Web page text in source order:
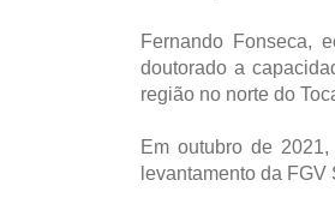
Fernando Fonseca,
doutorado a
região no norte do
Em outubro de
levantamento da FGV